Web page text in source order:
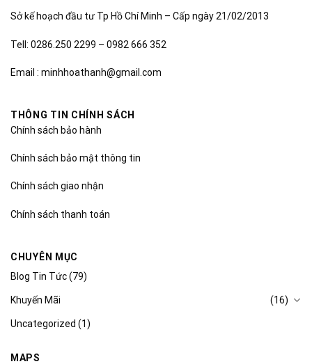
Sở kế hoạch đầu tư Tp Hồ Chí Minh – Cấp ngày 21/02/2013
Tell: 0286.250 2299 – 0982 666 352
Email : minhhoathanh@gmail.com
THÔNG TIN CHÍNH SÁCH
Chính sách bảo hành
Chính sách bảo mật thông tin
Chính sách giao nhận
Chính sách thanh toán
CHUYÊN MỤC
Blog Tin Tức(79)
Khuyến Mãi (16)
Uncategorized (1)
MAPS